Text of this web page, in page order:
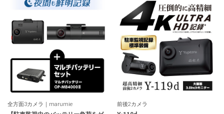
全方面3カメラ｜marumie 前後2カメラ